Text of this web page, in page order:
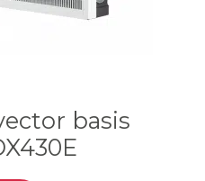
basis